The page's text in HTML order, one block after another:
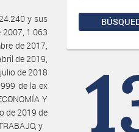
y sus
1.063
de 2017,
de 2019,
de 2018
de la ex
Y
de 2019 de
y